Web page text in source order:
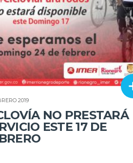
2019
NO PRESTARÁ
ESTE 17 DE